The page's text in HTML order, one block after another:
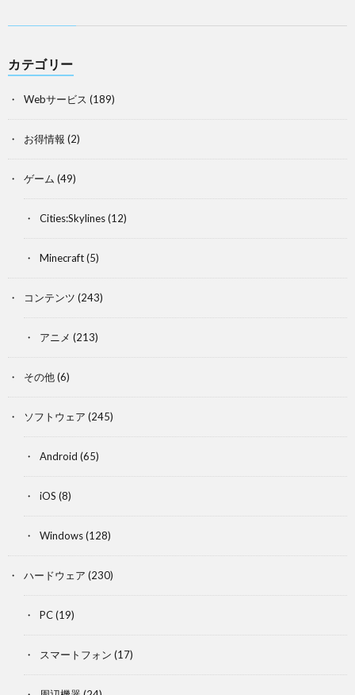
カテゴリー
Webサービス (189)
お得情報 (2)
ゲーム (49)
Cities:Skylines(12)
Minecraft(5)
コンテンツ (243)
アニメ (213)
その他(6)
ソフトウェア (245)
Android (65)
iOS (8)
Windows(128)
ハードウェア (230)
PC(19)
スマートフォン (17)